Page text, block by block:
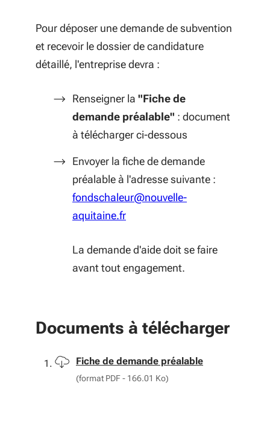
Pour déposer une demande de subvention
et recevoir le dossier de candidature
détaillé, l'entreprise devra :
Renseigner la "Fiche de
demande préalable" : document
à télécharger ci-dessous
Envoyer la fiche de demande
préalable à l'adresse suivante :
fondschaleur@nouvelle-
aquitaine.fr
La demande d'aide doit se faire
avant tout engagement.
Documents à télécharger
Télécharger
Fiche de demande préalable
(format PDF - 166.01 Ko)